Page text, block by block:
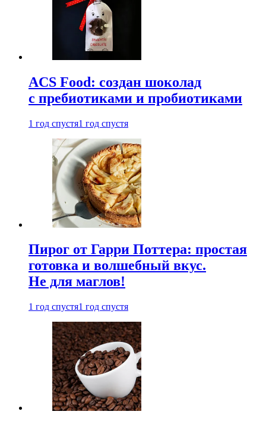
ACS Food: создан шоколад
с пребиотиками и пробиотиками
1 год спустя1 год спустя
Пирог от Гарри Поттера: простая
готовка и волшебный вкус.
Не для маглов!
1 год спустя1 год спустя